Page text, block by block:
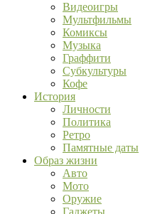
Видеоигры
Мультфильмы
Комиксы
Музыка
Граффити
Субкультуры
Кофе
История
Личности
Политика
Ретро
Памятные даты
Образ жизни
Авто
Мото
Оружие
Гаджеты